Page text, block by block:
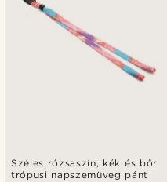
Széles rózsaszín, kék és bőr
trópusi napszemüveg pánt